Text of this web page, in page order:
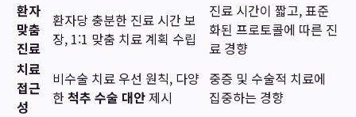
환자
맞춤
진료
환자당 충분한 진료 시간 보
장, 1:1 맞춤 치료 계획 수립
진료 시간이 짧고, 표준
화된 프로토콜에 따른 진
료 경향
치료
접근
성
비수술 치료 우선 원칙, 다양
한척추 수술 대안제시
중증 및 수술적 치료에
집중하는 경향